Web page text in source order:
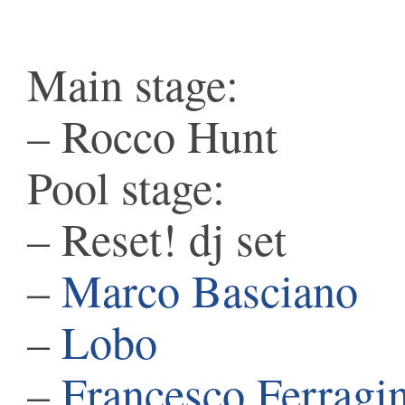
Main stage:
– Rocco Hunt
Pool stage:
– Reset! dj set
–Marco Basciano
–Lobo
–Francesco